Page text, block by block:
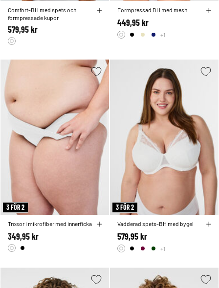
Comfort-BH med spets och
formpressade kupor
579,95 kr
Formpressad BH med mesh
449,95 kr
+1
3 FÖR 2
Trosor i mikrofiber med innerficka
349,95 kr
3 FÖR 2
Vadderad spets-BH med bygel
579,95 kr
+1